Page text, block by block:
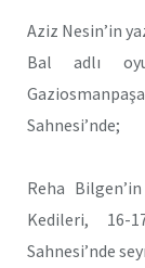
Aziz Nesin’in
Bal adlı
Sahnesi’nde;
Reha
Kedileri, 16-
Sahnesi’nde